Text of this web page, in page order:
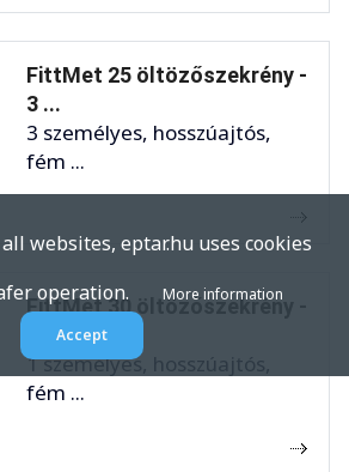
FittMet 25 öltözőszekrény -
3 ...
3 személyes, hosszúajtós,
fém ...
FittMet 30 öltözőszekrény -
1 ...
1 személyes, hosszúajtós,
fém ...
websites, eptar.hu uses cookies
operation.
More information
Accept